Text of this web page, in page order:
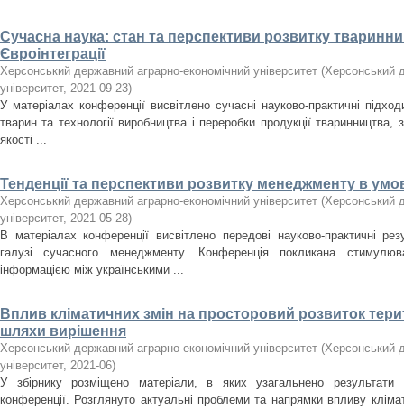
Сучасна наука: стан та перспективи розвитку
Євроінтеграції
Херсонський державний аграрно-економічний університет (Херсонський
університет, 2021-09-23)
У матеріалах конференції висвітлено сучасні науково-практичні
тварин та технології виробництва і переробки продукції
якості ...
Тенденції та перспективи розвитку менеджменту в
Херсонський державний аграрно-економічний університет (Херсонський
університет, 2021-05-28)
В матеріалах конференції висвітлено передові науково-практичні
галузі сучасного менеджменту. Конференція покликана
інформацією між українськими ...
Вплив кліматичних змін на просторовий розвиток
шляхи вирішення
Херсонський державний аграрно-економічний університет (Херсонський
університет, 2021-06)
У збірнику розміщено матеріали, в яких узагальнено результати
конференції. Розглянуто актуальні проблеми та напрямки впливу